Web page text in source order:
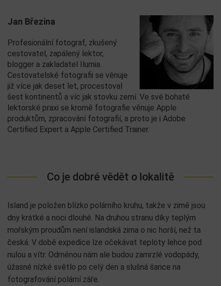
Jan Březina
Profesionální fotograf, zkušený
cestovatel, zapálený lektor,
blogger a zakladatel Ilumia.
Cestovatelské fotografii se věnuje
již více jak deset let, procestoval
šest kontinentů a víc jak stovku zemí. Ve své bohaté
lektorské praxi se kromě fotografie věnuje Apple
produktům, zpracování fotografií, a proto je i Adobe
Certified Expert a Apple Certified Trainer.
Co je dobré vědět o lokalitě
Island je položen blízko polárního kruhu, takže v zimě jsou
dny krátké a noci dlouhé. Na druhou stranu díky teplým
mořským proudům není islandská zima o nic horší, než ta
česká. V době expedice lze očekávat teploty lehce pod
nulou a vítr. Odměnou nám ale budou zamrzlé vodopády,
úžasné nízké světlo po celý den a slušná šance na
fotografování polární záře.